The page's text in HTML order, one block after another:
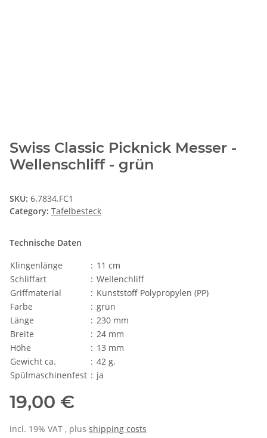
Swiss Classic Picknick Messer -
Wellenschliff - grün
SKU: 6.7834.FC1
Category: Tafelbesteck
Technische Daten
Klingenlänge
: 11 cm
Schliffart
: Wellenchliff
Griffmaterial
: Kunststoff Polypropylen (PP)
Farbe
: grün
Länge
: 230 mm
Breite
: 24 mm
Höhe
: 13 mm
Gewicht ca.
: 42 g.
Spülmaschinenfest : ja
19,00 €
incl. 19% VAT , plus shipping costs